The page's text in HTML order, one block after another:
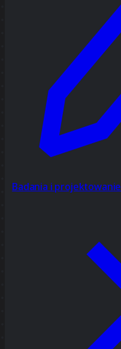
Badania i projektowanie